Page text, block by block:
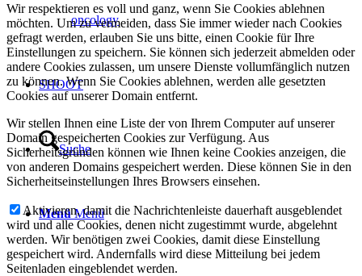
oncology
SHOOT
Suche
Menü Menü
Wir respektieren es voll und ganz, wenn Sie Cookies ablehnen
möchten. Um zu vermeiden, dass Sie immer wieder nach Cookies
gefragt werden, erlauben Sie uns bitte, einen Cookie für Ihre
Einstellungen zu speichern. Sie können sich jederzeit abmelden oder
andere Cookies zulassen, um unsere Dienste vollumfänglich nutzen
zu können. Wenn Sie Cookies ablehnen, werden alle gesetzten
Cookies auf unserer Domain entfernt.
Wir stellen Ihnen eine Liste der von Ihrem Computer auf unserer
Domain gespeicherten Cookies zur Verfügung. Aus
Sicherheitsgründen können wie Ihnen keine Cookies anzeigen, die
von anderen Domains gespeichert werden. Diese können Sie in den
Sicherheitseinstellungen Ihres Browsers einsehen.
Aktivieren, damit die Nachrichtenleiste dauerhaft ausgeblendet
wird und alle Cookies, denen nicht zugestimmt wurde, abgelehnt
werden. Wir benötigen zwei Cookies, damit diese Einstellung
gespeichert wird. Andernfalls wird diese Mitteilung bei jedem
Seitenladen eingeblendet werden.